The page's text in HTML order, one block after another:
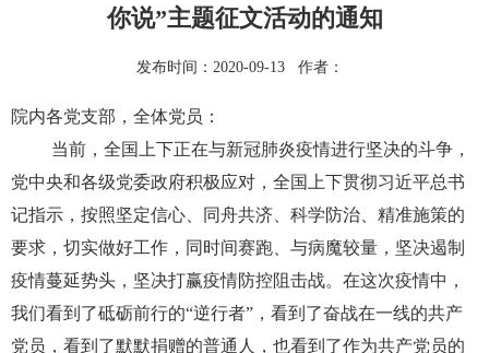
你说”主题征文活动的通知
发布时间：2020-09-13 作者：
院内各党支部，全体党员：
当前，全国上下正在与新冠肺炎疫情进行坚决的斗争，
党中央和各级党委政府积极应对，全国上下贯彻习近平总书
记指示，按照坚定信心、同舟共济、科学防治、精准施策的
要求，切实做好工作，同时间赛跑、与病魔较量，坚决遏制
疫情蔓延势头，坚决打赢疫情防控阻击战。在这次疫情中，
我们看到了砥砺前行的“逆行者”，看到了奋战在一线的共产
党员，看到了默默捐赠的普通人，也看到了作为共产党员的